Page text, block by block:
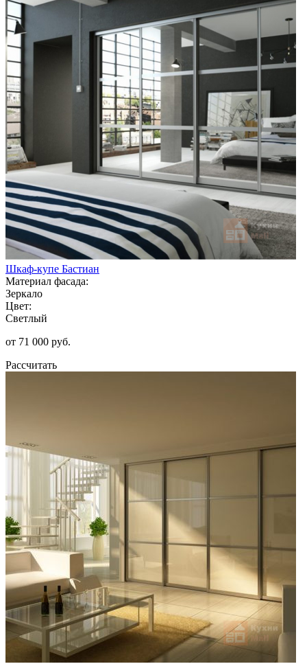
Шкаф-купе Бастиан
Материал фасада:
Зеркало
Цвет:
Светлый
от 71 000 руб.
Рассчитать